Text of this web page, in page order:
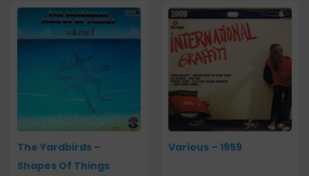
The Yardbirds –
Shapes Of Things
Various – 1959